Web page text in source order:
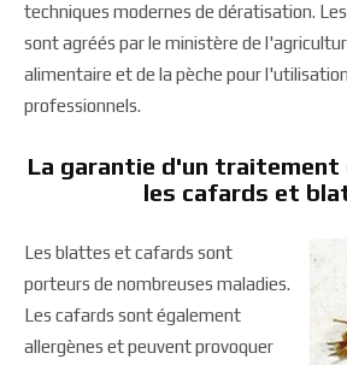
techniques modernes de dératisation.
sont agréés par le ministère de
alimentaire et de la pèche pour
professionnels.
La garantie d'un traitement
les cafards et
Les blattes et cafards sont
porteurs de nombreuses maladies.
Les cafards sont également
allergènes et peuvent provoquer